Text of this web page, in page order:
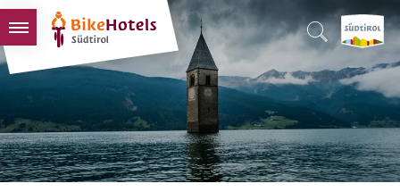
BIKEHOTELS
HOTELS & PAKETE
TOUREN & REVIERE
SÜDTIROL & WIR